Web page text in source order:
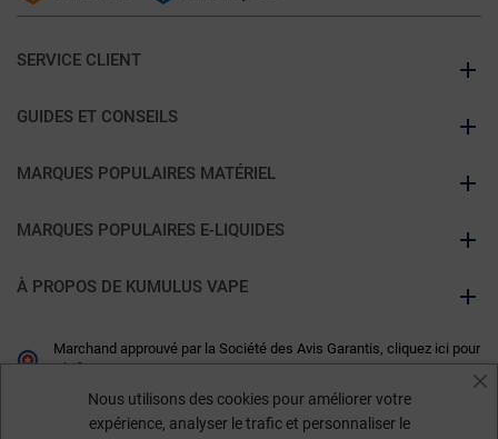
SERVICE CLIENT
GUIDES ET CONSEILS
MARQUES POPULAIRES MATÉRIEL
MARQUES POPULAIRES E-LIQUIDES
À PROPOS DE KUMULUS VAPE
Marchand approuvé par la Société des Avis Garantis, cliquez ici pour
vérifier.
Nous utilisons des cookies pour améliorer votre
expérience, analyser le trafic et personnaliser le